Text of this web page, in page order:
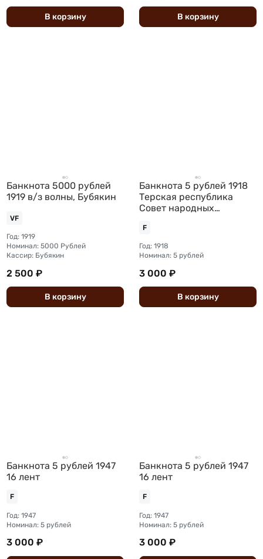
В корзину В корзину
Банкнота 5000 рублей
1919 в/з волны, Бубякин
VF
Год: 1919
Номинал: 5000 Рублей
Кассир: Бубякин
2 500 ₽
В корзину
Банкнота 5 рублей 1918
Терская республика
Совет народных
F
Год: 1918
Номинал: 5 рублей
3 000 ₽
В корзину
Банкнота 5 рублей 1947
16 лент
F
Год: 1947
Номинал: 5 рублей
3 000 ₽
Банкнота 5 рублей 1947
16 лент
F
Год: 1947
Номинал: 5 рублей
3 000 ₽